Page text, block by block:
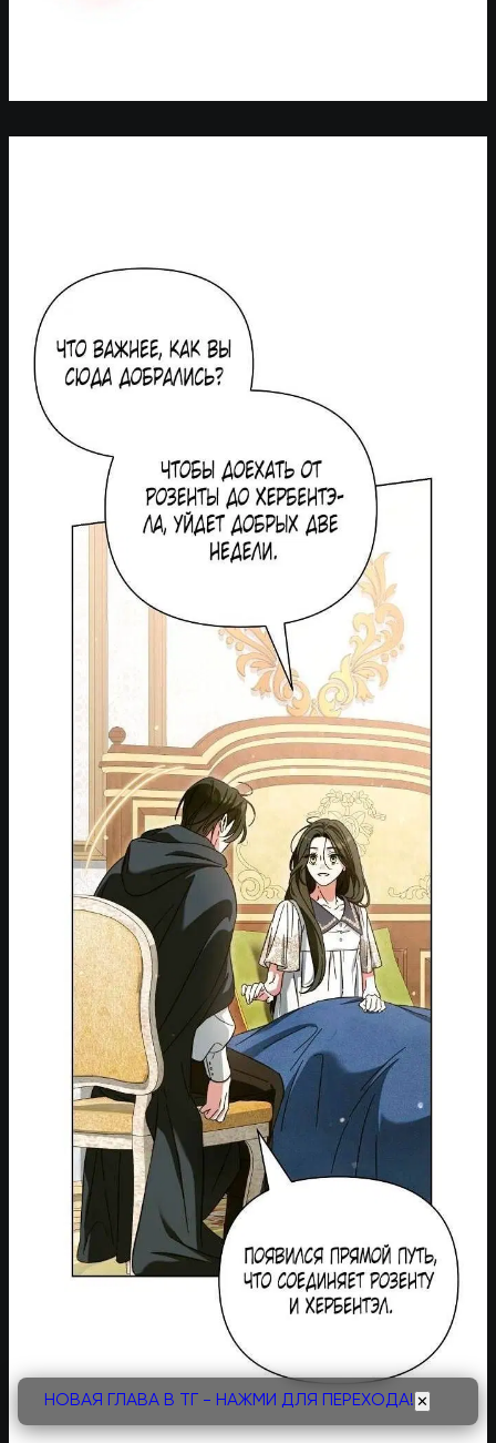
НОВАЯ ГЛАВА В ТГ - НАЖМИ ДЛЯ ПЕРЕХОДА! ✕